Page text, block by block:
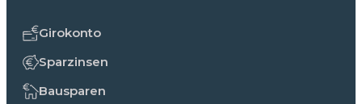
Girokonto
Sparzinsen
Bausparen